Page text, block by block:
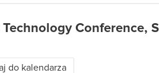
Conference,
do kalendarza